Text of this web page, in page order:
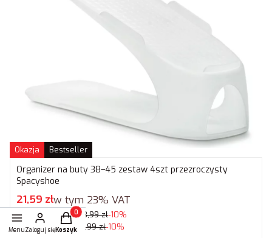
Okazja Bestseller
Organizer na buty 38–45 zestaw 4szt przezroczysty
Spacyshoe
Cena promocyjna brutto
21,59 złw tym 23% VAT
Cena regularna:23,99 zł-10%
Najniższa cena:23,99 zł-10%
MenuZaloguj się
Produkty w koszyku: 0. Zobacz szczegóły
Koszyk